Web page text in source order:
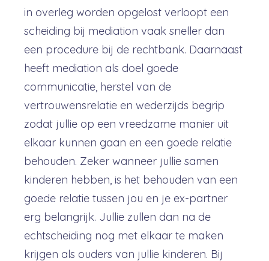
in overleg worden opgelost verloopt een
scheiding bij mediation vaak sneller dan
een procedure bij de rechtbank. Daarnaast
heeft mediation als doel goede
communicatie, herstel van de
vertrouwensrelatie en wederzijds begrip
zodat jullie op een vreedzame manier uit
elkaar kunnen gaan en een goede relatie
behouden. Zeker wanneer jullie samen
kinderen hebben, is het behouden van een
goede relatie tussen jou en je ex-partner
erg belangrijk. Jullie zullen dan na de
echtscheiding nog met elkaar te maken
krijgen als ouders van jullie kinderen. Bij